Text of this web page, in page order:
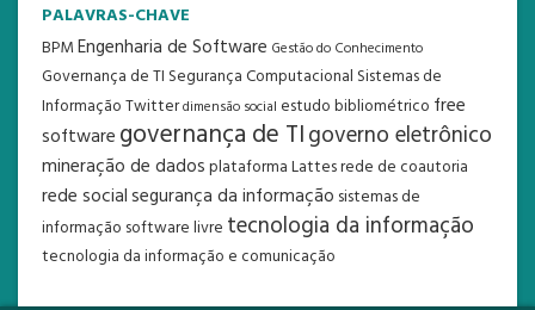
PALAVRAS-CHAVE
BPMEngenharia de Software Gestão do Conhecimento
Governança de TI Segurança Computacional Sistemas de
InformaçãoTwitterdimensão social estudo bibliométrico free
software governança de TIgoverno eletrônico
mineração de dadosplataforma Lattesrede de coautoria
rede socialsegurança da informação sistemas de
informação software livre tecnologia da informação
tecnologia da informação e comunicação